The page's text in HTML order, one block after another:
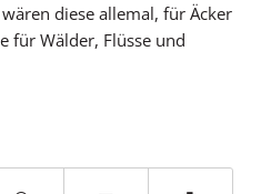
diese allemal, für Äcker
für Wälder, Flüsse und